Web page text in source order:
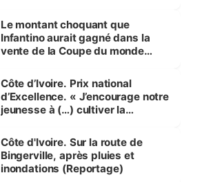
Le montant choquant que
Infantino aurait gagné dans la
vente de la Coupe du monde
Côte d’Ivoire. Prix national
d’Excellence. « J’encourage notre
jeunesse à (…) cultiver la
(Alassane Ouattara
Côte d'Ivoire. Sur la route de
Bingerville, après pluies et
inondations (Reportage)